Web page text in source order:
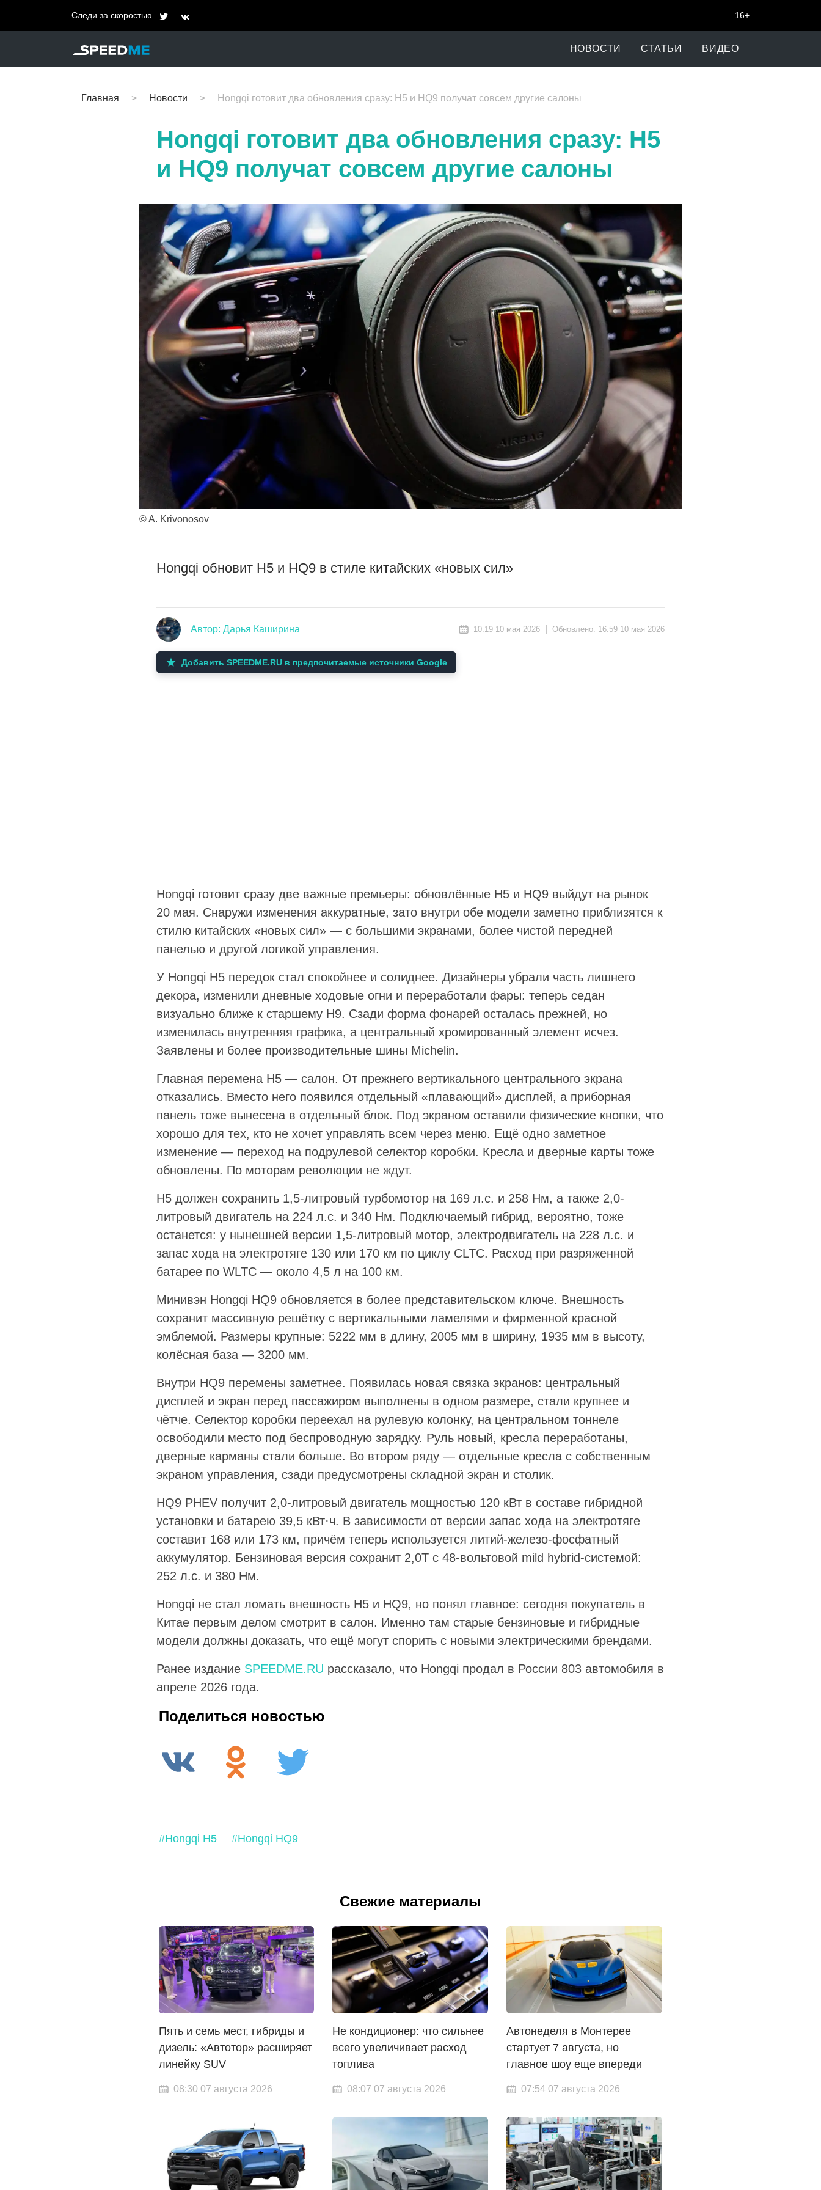
Следи за скоростью 16+
НОВОСТИ СТАТЬИ ВИДЕО
Главная Новости Hongqi готовит два обновления сразу: H5 и HQ9 получат совсем другие салоны
Hongqi готовит два обновления сразу: H5
и HQ9 получат совсем другие салоны
© A. Krivonosov
Hongqi обновит H5 и HQ9 в стиле китайских «новых сил»
Автор: Дарья Каширина 10:19 10 мая 2026 Обновлено: 16:59 10 мая 2026
Добавить SPEEDME.RU в предпочитаемые источники Google
Hongqi готовит сразу две важные премьеры: обновлённые H5 и HQ9 выйдут на рынок
20 мая. Снаружи изменения аккуратные, зато внутри обе модели заметно приблизятся к
стилю китайских «новых сил» — с большими экранами, более чистой передней
панелью и другой логикой управления.
У Hongqi H5 передок стал спокойнее и солиднее. Дизайнеры убрали часть лишнего
декора, изменили дневные ходовые огни и переработали фары: теперь седан
визуально ближе к старшему H9. Сзади форма фонарей осталась прежней, но
изменилась внутренняя графика, а центральный хромированный элемент исчез.
Заявлены и более производительные шины Michelin.
Главная перемена H5 — салон. От прежнего вертикального центрального экрана
отказались. Вместо него появился отдельный «плавающий» дисплей, а приборная
панель тоже вынесена в отдельный блок. Под экраном оставили физические кнопки, что
хорошо для тех, кто не хочет управлять всем через меню. Ещё одно заметное
изменение — переход на подрулевой селектор коробки. Кресла и дверные карты тоже
обновлены. По моторам революции не ждут.
H5 должен сохранить 1,5-литровый турбомотор на 169 л.с. и 258 Нм, а также 2,0-
литровый двигатель на 224 л.с. и 340 Нм. Подключаемый гибрид, вероятно, тоже
останется: у нынешней версии 1,5-литровый мотор, электродвигатель на 228 л.с. и
запас хода на электротяге 130 или 170 км по циклу CLTC. Расход при разряженной
батарее по WLTC — около 4,5 л на 100 км.
Минивэн Hongqi HQ9 обновляется в более представительском ключе. Внешность
сохранит массивную решётку с вертикальными ламелями и фирменной красной
эмблемой. Размеры крупные: 5222 мм в длину, 2005 мм в ширину, 1935 мм в высоту,
колёсная база — 3200 мм.
Внутри HQ9 перемены заметнее. Появилась новая связка экранов: центральный
дисплей и экран перед пассажиром выполнены в одном размере, стали крупнее и
чётче. Селектор коробки переехал на рулевую колонку, на центральном тоннеле
освободили место под беспроводную зарядку. Руль новый, кресла переработаны,
дверные карманы стали больше. Во втором ряду — отдельные кресла с собственным
экраном управления, сзади предусмотрены складной экран и столик.
HQ9 PHEV получит 2,0-литровый двигатель мощностью 120 кВт в составе гибридной
установки и батарею 39,5 кВт·ч. В зависимости от версии запас хода на электротяге
составит 168 или 173 км, причём теперь используется литий-железо-фосфатный
аккумулятор. Бензиновая версия сохранит 2,0T с 48-вольтовой mild hybrid-системой:
252 л.с. и 380 Нм.
Hongqi не стал ломать внешность H5 и HQ9, но понял главное: сегодня покупатель в
Китае первым делом смотрит в салон. Именно там старые бензиновые и гибридные
модели должны доказать, что ещё могут спорить с новыми электрическими брендами.
Ранее издание SPEEDME.RU рассказало, что Hongqi продал в России 803 автомобиля в
апреле 2026 года.
Поделиться новостью
#Hongqi H5 #Hongqi HQ9
Свежие материалы
Пять и семь мест, гибриды и
дизель: «Автотор» расширяет
линейку SUV
08:30 07 августа 2026
Не кондиционер: что сильнее
всего увеличивает расход
топлива
08:07 07 августа 2026
Автонеделя в Монтерее
стартует 7 августа, но
главное шоу еще впереди
07:54 07 августа 2026